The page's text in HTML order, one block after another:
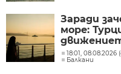
Заради
море:
кораби
18:01, 08.08.2026
Балкани